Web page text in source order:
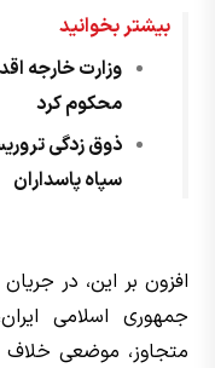
بیشتر بخوانید
وزارت خارجه
محکوم کرد
ذوق زدگی
سپاه پاسداران
افزون بر این، در
جمهوری اسلامی
متجاوز، موضعی خلاف